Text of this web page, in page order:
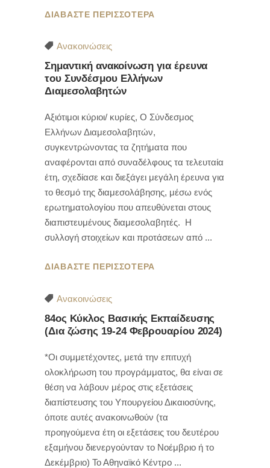
ΔΙΑΒΑΣΤΕ ΠΕΡΙΣΣΟΤΕΡΑ
Ανακοινώσεις
Σημαντική ανακοίνωση για έρευνα
του Συνδέσμου Ελλήνων
Διαμεσολαβητών
Αξιότιμοι κύριοι/ κυρίες, Ο Σύνδεσμος
Ελλήνων Διαμεσολαβητών,
συγκεντρώνοντας τα ζητήματα που
αναφέρονται από συναδέλφους τα τελευταία
έτη, σχεδίασε και διεξάγει μεγάλη έρευνα για
το θεσμό της διαμεσολάβησης, μέσω ενός
ερωτηματολογίου που απευθύνεται στους
διαπιστευμένους διαμεσολαβητές. Η
συλλογή στοιχείων και προτάσεων από
ΔΙΑΒΑΣΤΕ ΠΕΡΙΣΣΟΤΕΡΑ
Ανακοινώσεις
84ος Κύκλος Βασικής Εκπαίδευσης
(Δια ζώσης 19-24 Φεβρουαρίου 2024)
*Οι συμμετέχοντες, μετά την επιτυχή
ολοκλήρωση του προγράμματος, θα είναι σε
θέση να λάβουν μέρος στις εξετάσεις
διαπίστευσης του Υπουργείου Δικαιοσύνης,
όποτε αυτές ανακοινωθούν (τα
προηγούμενα έτη οι εξετάσεις του δευτέρου
εξαμήνου διενεργούνταν το Νοέμβριο ή το
Δεκέμβριο) Το Αθηναϊκό Κέντρο